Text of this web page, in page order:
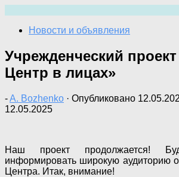
содержимому
Новости и объявления
Учрежденческий
Центр в лицах»
-A. Bozhenko · Опубликовано
12.05.2025
Наш проект продолжается!
информировать широкую аудиторию
Центра. Итак, внимание!